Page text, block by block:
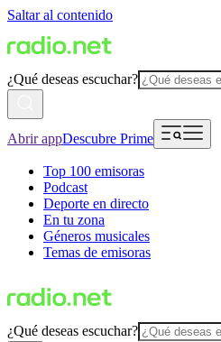
Saltar al contenido
¿Qué deseas escuchar?
Abrir appDescubre Prime
Top 100 emisoras
Podcast
Deporte en directo
En tu zona
Géneros musicales
Temas de emisoras
¿Qué deseas escuchar?